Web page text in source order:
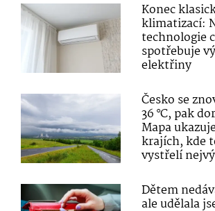
Konec
klimatizací:
technologie
spotřebuje
elektřiny
Česko se
36 °C, pak
Mapa
krajích, kde
vystřelí
Dětem
ale udělala